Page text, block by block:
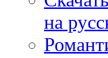
на